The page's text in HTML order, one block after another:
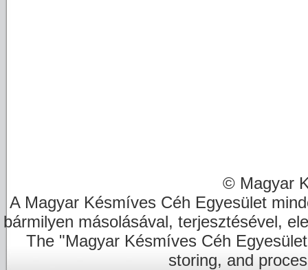
© Magyar
A Magyar Késmíves Céh Egyesület
bármilyen másolásával, terjesztésével,
The "Magyar Késmíves Céh
storing, and